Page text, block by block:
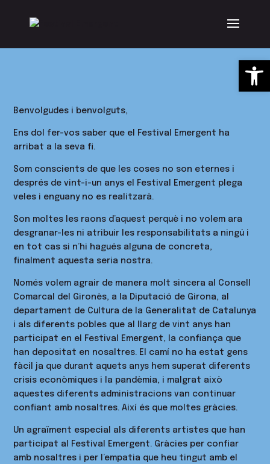
Obre
Benvolgudes i benvolguts,
Ens dol fer-vos saber que el Festival Emergent ha
arribat a la seva fi.
Som conscients de que les coses no son eternes i
després de vint-i-un anys el Festival Emergent plega
veles i enguany no es realitzarà.
Son moltes les raons d’aquest perquè i no volem ara
desgranar-les ni atribuir les responsabilitats a ningú i
en tot cas si n’hi hagués alguna de concreta,
finalment aquesta seria nostra.
Només volem agrair de manera molt sincera al Consell
Comarcal del Gironès, a la Diputació de Girona, al
departament de Cultura de la Generalitat de Catalunya
i als diferents pobles que al llarg de vint anys han
participat en el Festival Emergent, la confiança que
han depositat en nosaltres. El camí no ha estat gens
fàcil ja que durant aquets anys hem superat diferents
crisis econòmiques i la pandèmia, i malgrat això
aquestes diferents administracions van continuar
confiant amb nosaltres. Així és que moltes gràcies.
Un agraïment especial als diferents artistes que han
participat al Festival Emergent. Gràcies per confiar
amb nosaltres i per l’empatia que heu tingut amb el